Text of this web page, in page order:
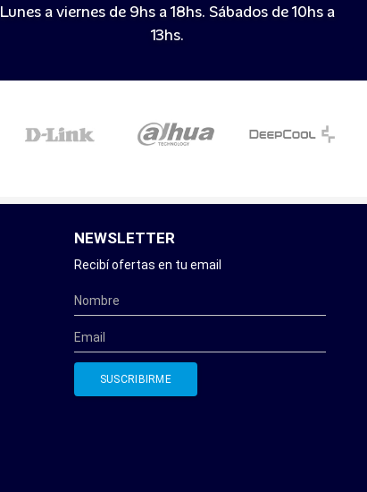
Lunes a viernes de 9hs a 18hs. Sábados de 10hs a
13hs.
NEWSLETTER
Recibí ofertas en tu email